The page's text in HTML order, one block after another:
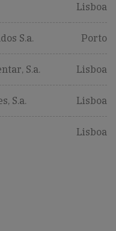
Lisboa
S.a. Porto
S.a. Lisboa
S.a. Lisboa
Lisboa